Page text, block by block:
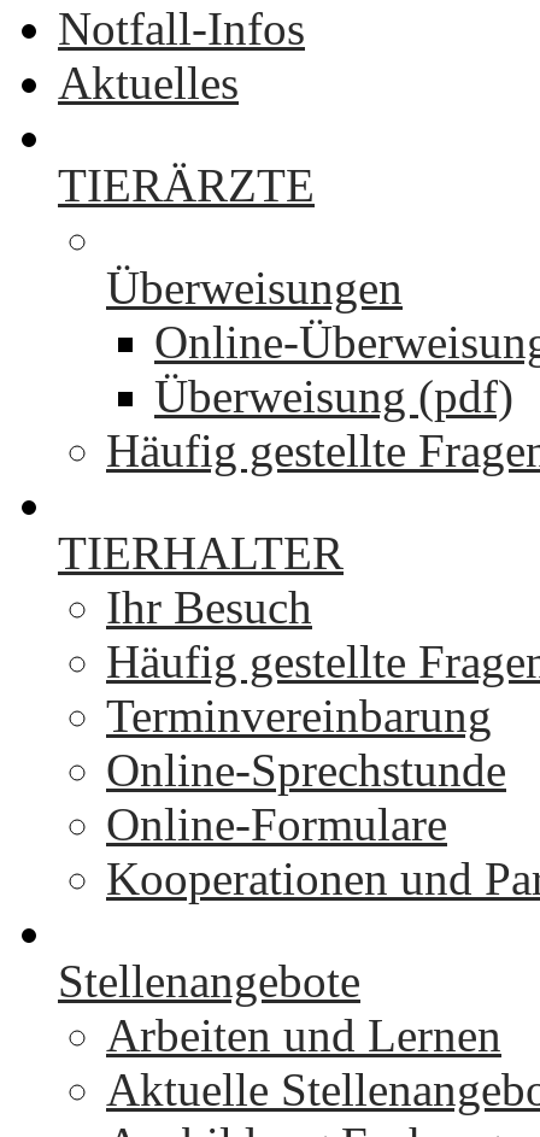
Notfall-Infos
Aktuelles
TIERÄRZTE
Überweisungen
Online-
Überweisung (pdf)
Häufig gestellte
TIERHALTER
Ihr Besuch
Häufig gestellte
Terminvereinbarung
Online-Sprechstunde
Online-Formulare
Kooperationen und
Stellenangebote
Arbeiten und Lernen
Aktuelle